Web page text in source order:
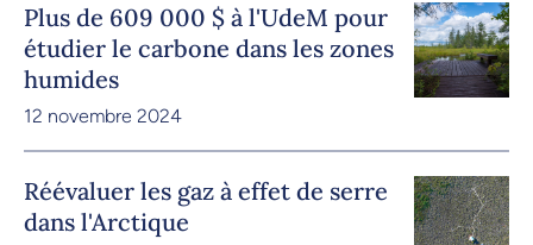
Plus de 609 000 $ à l'UdeM pour
étudier le carbone dans les zones
humides
12 novembre 2024
Réévaluer les gaz à effet de serre
dans l'Arctique